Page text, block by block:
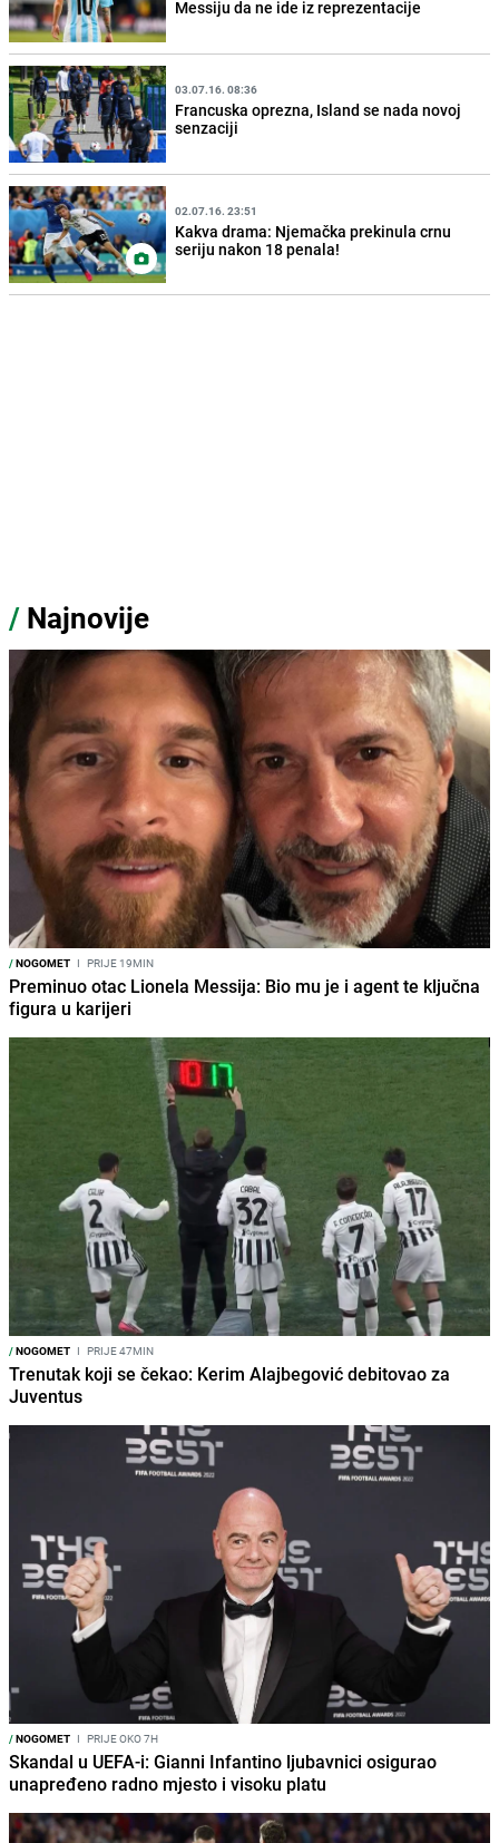
Messiju da ne ide iz reprezentacije
03.07.16. 08:36
Francuska oprezna, Island se nada novoj
senzaciji
02.07.16. 23:51
Kakva drama: Njemačka prekinula crnu
seriju nakon 18 penala!
/ Najnovije
/NOGOMET I PRIJE 19MIN
Preminuo otac Lionela Messija: Bio mu je i agent te ključna
figura u karijeri
/NOGOMET I PRIJE 47MIN
Trenutak koji se čekao: Kerim Alajbegović debitovao za
Juventus
/NOGOMET I PRIJE OKO 7H
Skandal u UEFA-i: Gianni Infantino ljubavnici osigurao
unapređeno radno mjesto i visoku platu